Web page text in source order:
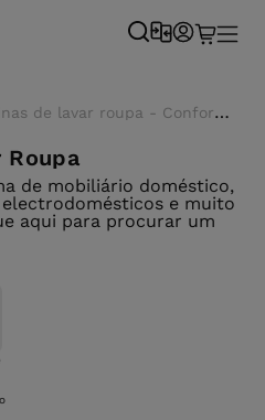
de lavar roupa - Conforama
Roupa
de mobiliário doméstico,
e muito
aqui para procurar um